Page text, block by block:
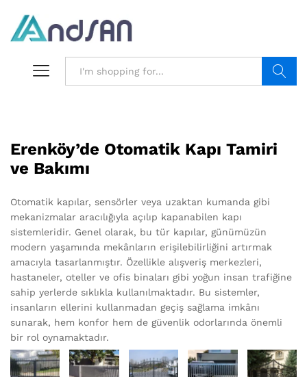
Erenköy’de Otomatik Kapı Tamiri
ve Bakımı
Otomatik kapılar, sensörler veya uzaktan kumanda gibi
mekanizmalar aracılığıyla açılıp kapanabilen kapı
sistemleridir. Genel olarak, bu tür kapılar, günümüzün
modern yaşamında mekânların erişilebilirliğini artırmak
amacıyla tasarlanmıştır. Özellikle alışveriş merkezleri,
hastaneler, oteller ve ofis binaları gibi yoğun insan trafiğine
sahip yerlerde sıklıkla kullanılmaktadır. Bu sistemler,
insanların ellerini kullanmadan geçiş sağlama imkânı
sunarak, hem konfor hem de güvenlik odorlarında önemli
bir rol oynamaktadır.